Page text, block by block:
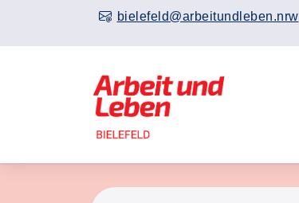
bielefeld@arbeitundleben.nrw